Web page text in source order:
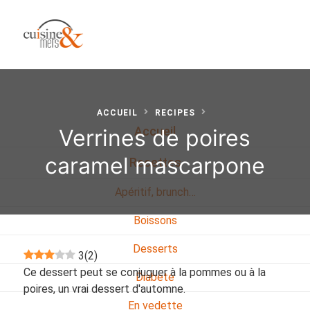
Accueil
Recettes
Apéritif, brunch…
Boissons
Desserts
Diabete
En vedette
ACCUEIL RECIPES
Verrines de poires
caramel mascarpone
3(2)
Ce dessert peut se conjuguer à la pommes ou à la
poires, un vrai dessert d'automne.